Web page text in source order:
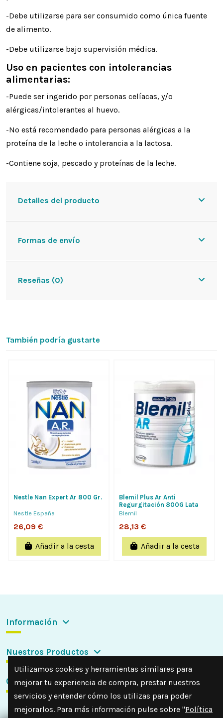
-Debe utilizarse para ser consumido como única fuente
de alimento.
-Debe utilizarse bajo supervisión médica.
Uso en pacientes con intolerancias
alimentarias:
-Puede ser ingerido por personas celíacas, y/o
alérgicas/intolerantes al huevo.
-No está recomendado para personas alérgicas a la
proteína de la leche o intolerancia a la lactosa.
-Contiene soja, pescado y proteínas de la leche.
Detalles del producto
Formas de envío
Reseñas (0)
También podría gustarte
Nestle Nan Expert Ar 800 Gr.
Nestle España
26,09 €
Añadir a la cesta
Blemil Plus Ar Anti
Regurgitación 800G Lata
Blemil
28,13 €
Añadir a la cesta
Información
Nuestros Productos
Contactar con nosotros
Utilizamos cookies y herramientas similares para
mejorar tu experiencia de compra, prestar nuestros
servicios y entender cómo los utilizas para poder
mejorarlos. Para más información pulse sobre "Política